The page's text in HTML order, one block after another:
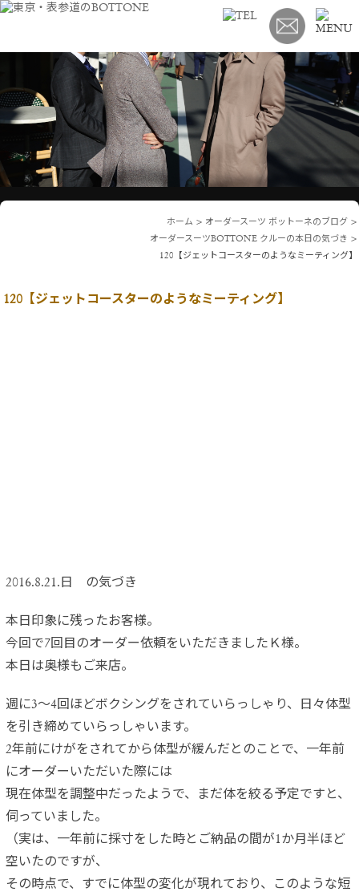
ホーム > オーダースーツ ボットーネのブログ >
オーダースーツBOTTONE クルーの本日の気づき >
120【ジェットコースターのようなミーティング】
120【ジェットコースターのようなミーティング】
2016.8.21.日 の気づき
本日印象に残ったお客様。
今回で7回目のオーダー依頼をいただきましたＫ様。
本日は奥様もご来店。
週に3～4回ほどボクシングをされていらっしゃり、日々体型
を引き締めていらっしゃいます。
2年前にけがをされてから体型が緩んだとのことで、一年前
にオーダーいただいた際には
現在体型を調整中だったようで、まだ体を絞る予定ですと、
伺っていました。
（実は、一年前に採寸をした時とご納品の間が1か月半ほど
空いたのですが、
その時点で、すでに体型の変化が現れており、このような短